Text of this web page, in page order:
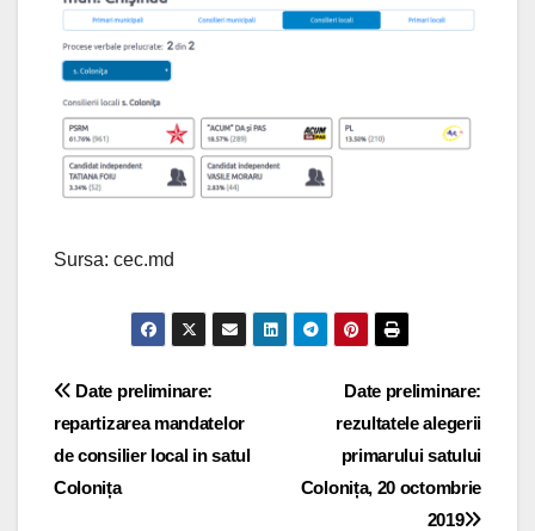
Sursa: cec.md
Navigare
în
articole
Date preliminare:
rezultatele alegerii
primarului satului
Colonița, 20 octombrie
2019
Date preliminare:
repartizarea mandatelor
de consilier local in satul
Colonița